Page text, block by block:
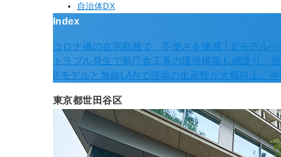
自治体DX
Index
コロナ禍の在宅勤務で、不便さを痛感！β'モデル
トラブル発生で新庁舎工事の環境構築も綱渡り。
β'モデルと無線LANで現場の生産性が大幅向上。
東京都世田谷区